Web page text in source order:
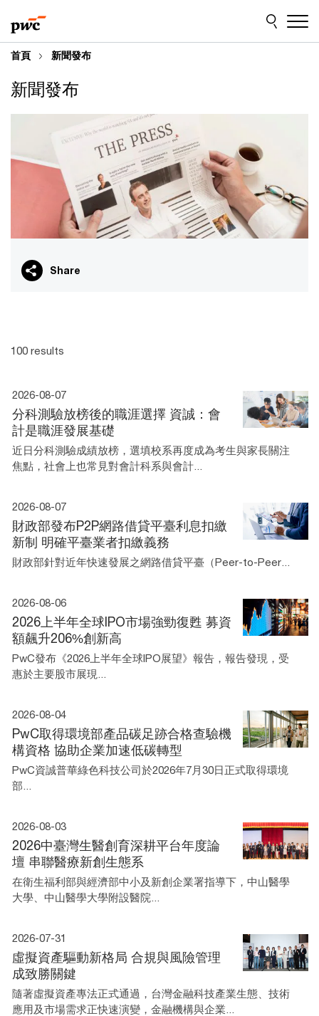
to
content
to
footer
首頁 新聞發布
新聞發布
Share
100 results
2026-08-07
分科測驗放榜後的職涯選擇 資誠：會
計是職涯發展基礎
近日分科測驗成績放榜，選填校系再度成為考生與家長關注
焦點，社會上也常見對會計科系與會計...
2026-08-07
財政部發布P2P網路借貸平臺利息扣繳
新制 明確平臺業者扣繳義務
財政部針對近年快速發展之網路借貸平臺（Peer-to-Peer...
2026-08-06
2026上半年全球IPO市場強勁復甦 募資
額飆升206%創新高
PwC發布《2026上半年全球IPO展望》報告，報告發現，受
惠於主要股市展現...
2026-08-04
PwC取得環境部產品碳足跡合格查驗機
構資格 協助企業加速低碳轉型
PwC資誠普華綠色科技公司於2026年7月30日正式取得環境
部...
2026-08-03
2026中臺灣生醫創育深耕平台年度論
壇 串聯醫療新創生態系
在衛生福利部與經濟部中小及新創企業署指導下，中山醫學
大學、中山醫學大學附設醫院...
2026-07-31
虛擬資產驅動新格局 合規與風險管理
成致勝關鍵
隨著虛擬資產專法正式通過，台灣金融科技產業生態、技術
應用及市場需求正快速演變，金融機構與企業...